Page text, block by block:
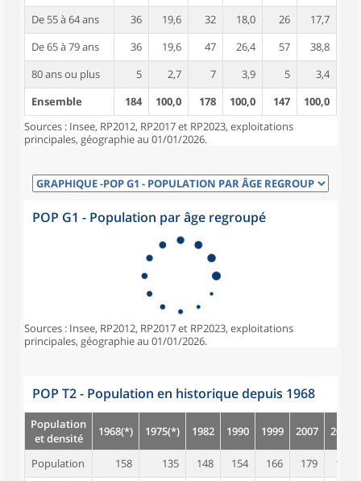
De 55 à 64 ans
36 19,6 32 18,0 26
17,7
De 65 à 79 ans
36 19,6 47 26,4 57
38,8
80 ans ou plus
5 2,7 7 3,9 5
3,4
Ensemble
184 100,0 178 100,0 147
100,0
Sources : Insee, RP2012, RP2017 et RP2023, exploitations
principales, géographie au 01/01/2026.
POP G1 - Population par âge regroupé
Sources : Insee, RP2012, RP2017 et RP2023, exploitations
principales, géographie au 01/01/2026.
POP T2 - Population en historique depuis 1968
Population
et densité
1968(*) 1975(*) 1982 1990 1999 2007 2012
Population 158 135 148 154 166 179
184